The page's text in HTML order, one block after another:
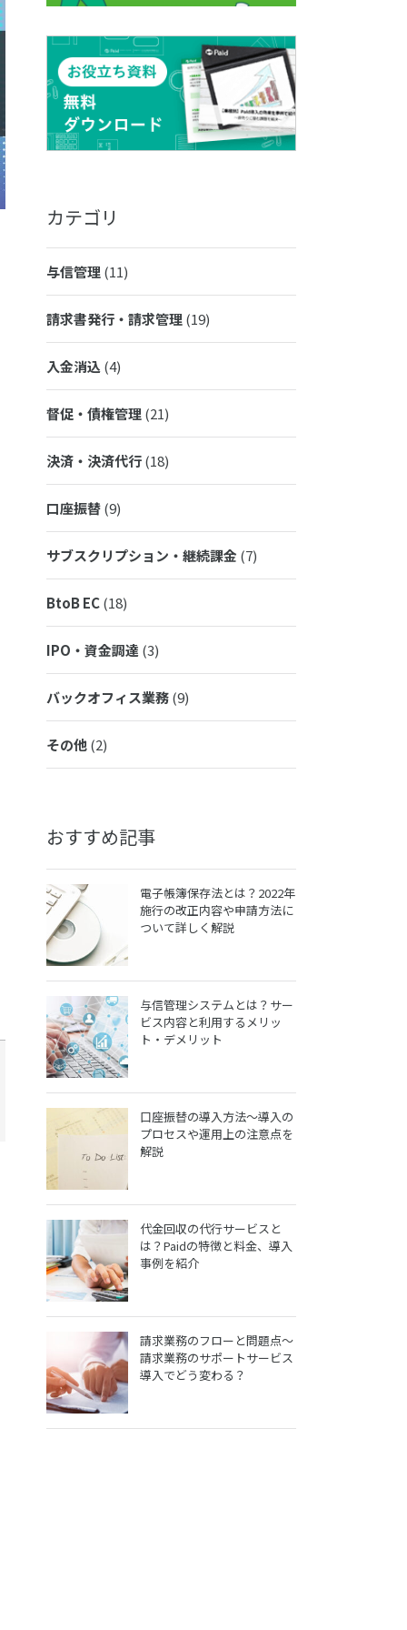
カテゴリ
与信管理(11)
請求書発行・請求管理(19)
入金消込 (4)
督促・債権管理(21)
決済・決済代行(18)
口座振替(9)
サブスクリプション・継続課金 (7)
BtoB EC(18)
IPO・資金調達 (3)
バックオフィス業務(9)
その他(2)
おすすめ記事
電子帳簿保存法とは？2022年
施行の改正内容や申請方法に
ついて詳しく解説
与信管理システムとは？サー
ビス内容と利用するメリッ
ト・デメリット
口座振替の導入方法～導入の
プロセスや運用上の注意点を
解説
代金回収の代行サービスと
は？Paidの特徴と料金、導入
事例を紹介
請求業務のフローと問題点～
請求業務のサポートサービス
導入でどう変わる？